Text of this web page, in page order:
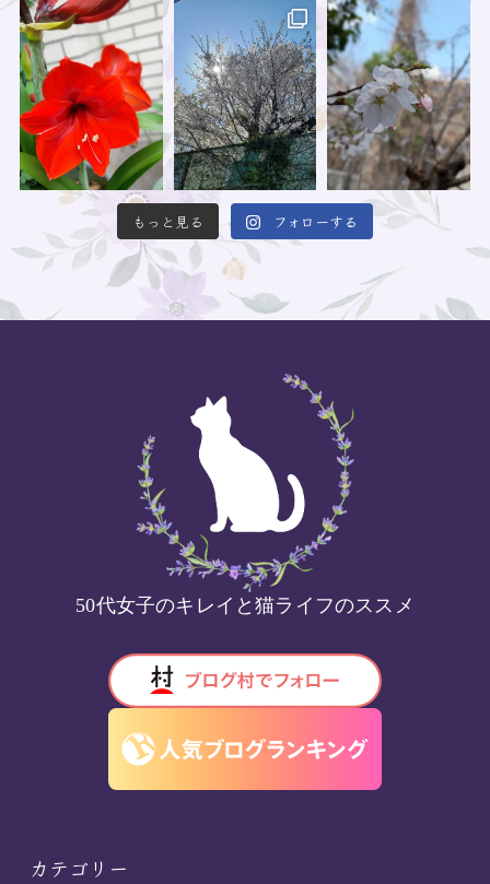
もっと見る フォローする
50代女子のキレイと猫ライフのススメ
カテゴリー